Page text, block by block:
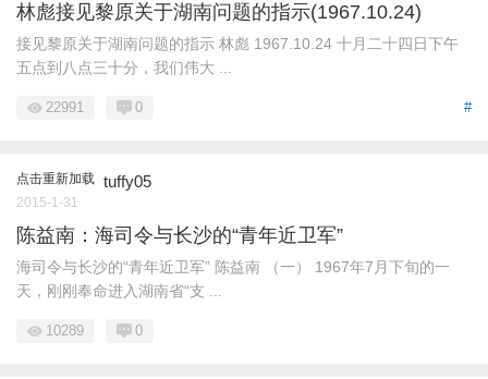
林彪接见黎原关于湖南问题的指示(1967.10.24)
接见黎原关于湖南问题的指示 林彪 1967.10.24 十月二十四日下午
五点到八点三十分，我们伟大 ...
#
22991 0
点击重新加载 tuffy05
2015-1-31
陈益南：海司令与长沙的“青年近卫军”
海司令与长沙的“青年近卫军” 陈益南 （一） 1967年7月下旬的一
天，刚刚奉命进入湖南省“支 ...
10289 0